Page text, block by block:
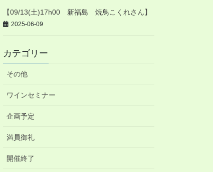
【09/13(土)17h00 新福島 焼鳥こくれさん】
2025-06-09
カテゴリー
その他
ワインセミナー
企画予定
満員御礼
開催終了